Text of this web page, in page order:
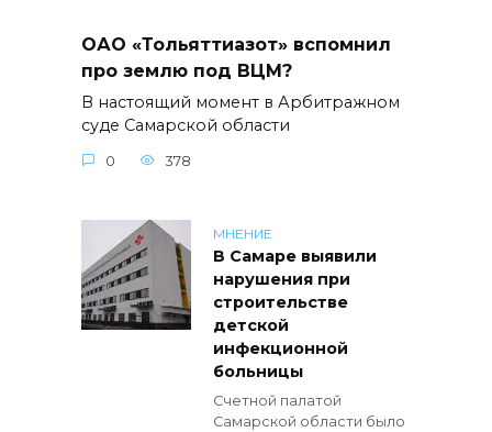
ОАО «Тольяттиазот» вспомнил
про землю под ВЦМ?
В настоящий момент в Арбитражном
суде Самарской области
0 378
МНЕНИЕ
В Самаре выявили
нарушения при
строительстве
детской
инфекционной
больницы
Счетной палатой
Самарской области было